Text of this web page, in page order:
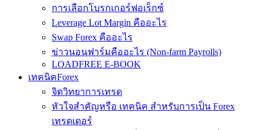
การเลือกโบรกเกอร์ฟอเร็กซ์
Leverage Lot Margin คืออะไร
Swap Forex คืออะไร
ข่าวนอนฟาร์มคืออะไร (Non-farm Payrolls)
LOADFREE E-BOOK
เทคนิคForex
จิตวิทยาการเทรด
หัวใจสำคัญหรือ เทคนิค สำหรับการเป็น Forex
เทรดเดอร์